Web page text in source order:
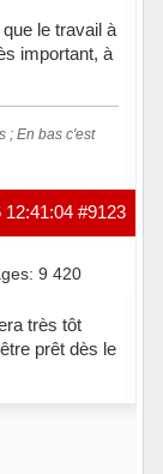
le travail à
important, à
; En bas c'est
#9123
12:41:04
9 420
très tôt
prêt dès le